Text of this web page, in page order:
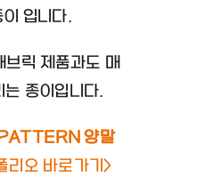
입니다.
릭 제품과도 매
는 종이입니다.
양말
리오 바로가기>